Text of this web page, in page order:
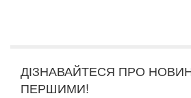
ДІЗНАВАЙТЕСЯ ПРО
ПЕРШИМИ!